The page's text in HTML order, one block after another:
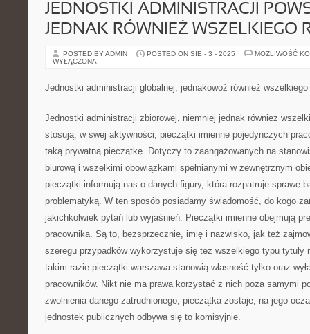
JEDNOSTKI ADMINISTRACJI
JEDNAK RÓWNIEŻ WSZELKIEGO
POSTED BY ADMIN POSTED ON SIE - 3 - 2025
MOŻLIWOŚĆ
WYŁĄCZONA
Jednostki administracji globalnej, jednakowoż również
Jednostki administracji zbiorowej, niemniej jednak również
stosują, w swej aktywności, pieczątki imienne pojedynczych
taką prywatną pieczątkę. Dotyczy to zaangażowanych na
biurową i wszelkimi obowiązkami spełnianymi w zewnętrznym
pieczątki informują nas o danych figury, która rozpatruje sprawę
problematyką. W ten sposób posiadamy świadomość, do kogo
jakichkolwiek pytań lub wyjaśnień. Pieczątki imienne obejmują
pracownika. Są to, bezsprzecznie, imię i nazwisko, jak też
szeregu przypadków wykorzystuje się też wszelkiego typu tytuły
takim razie pieczątki warszawa stanowią własność tylko oraz
pracowników. Nikt nie ma prawa korzystać z nich poza samymi
zwolnienia danego zatrudnionego, pieczątka zostaje, na jego
jednostek publicznych odbywa się to komisyjnie.